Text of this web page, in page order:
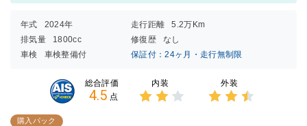
年式 2024年 走行距離
5.2万Km
排気量
1800cc 修復歴
なし
車検
車検整備付 保証付：24ヶ月・走行無制限
総合評価
4.5 点
内装 外装
購入パック